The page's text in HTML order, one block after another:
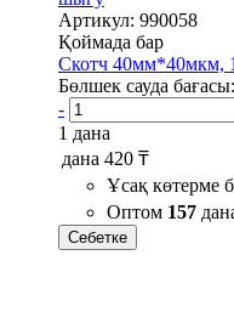
Артикул: 990058
Қоймада бар
Скотч 40мм*40мкм,
Бөлшек сауда бағасы:
-
1 дана
дана 420 ₸
Ұсақ көтерме
Оптом 157
Себетке